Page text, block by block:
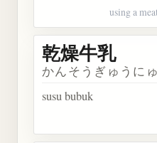
using a
乾燥牛乳
かんそうぎゅうに
susu bubuk